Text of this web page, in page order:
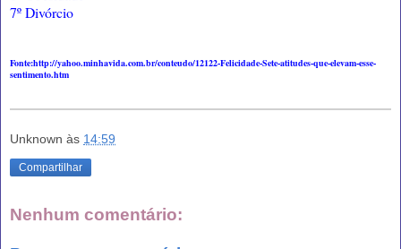
7º Divórcio
Fonte:http://yahoo.minhavida.com.br/conteudo/12122-Felicidade-Sete-atitudes-que-elevam-esse-
sentimento.htm
Unknown às 14:59
Compartilhar
Nenhum comentário: